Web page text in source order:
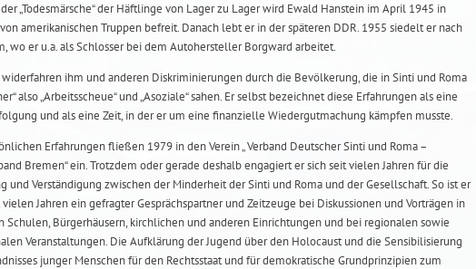
„Todesmärsche“ der Häftlinge von Lager zu Lager wird Ewald Hanstein im April 1945 in
amerikanischen Truppen befreit. Danach lebt er in der späteren DDR. 1955 siedelt er nach
wo er u.a. als Schlosser bei dem Autohersteller Borgward arbeitet.
widerfahren ihm und anderen Diskriminierungen durch die Bevölkerung, die in Sinti und Roma
also „Arbeitsscheue“ und „Asoziale“ sahen. Er selbst bezeichnet diese Erfahrungen als eine
und als eine Zeit, in der er um eine finanzielle Wiedergutmachung kämpfen musste.
Erfahrungen fließen 1979 in den Verein „ Verband Deutscher Sinti und Roma –
Bremen“ ein. Trotzdem oder gerade deshalb engagiert er sich seit vielen Jahren für die
und Verständigung zwischen der Minderheit der Sinti und Roma und der Gesellschaft. So ist er
Jahren ein gefragter Gesprächspartner und Zeitzeuge bei Diskussionen und Vorträgen in
Schulen, Bürgerhäusern, kirchlichen und anderen Einrichtungen und bei regionalen sowie
Veranstaltungen. Die Aufklärung der Jugend über den Holocaust und die Sensibilisierung
junger Menschen für den Rechtsstaat und für demokratische Grundprinzipien zum